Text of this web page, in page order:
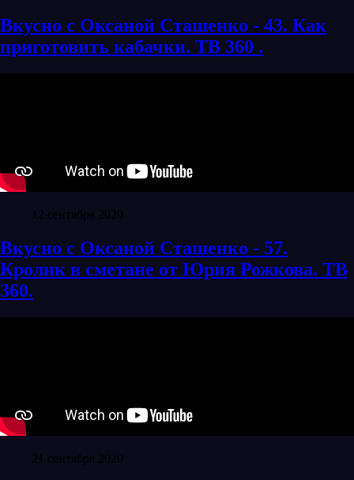
Вкусно с Оксаной Сташенко - 43. Как
приготовить кабачки. ТВ 360 .
12 сентября 2020
Вкусно с Оксаной Сташенко - 57.
Кролик в сметане от Юрия Рожкова. ТВ
360.
21 сентября 2020